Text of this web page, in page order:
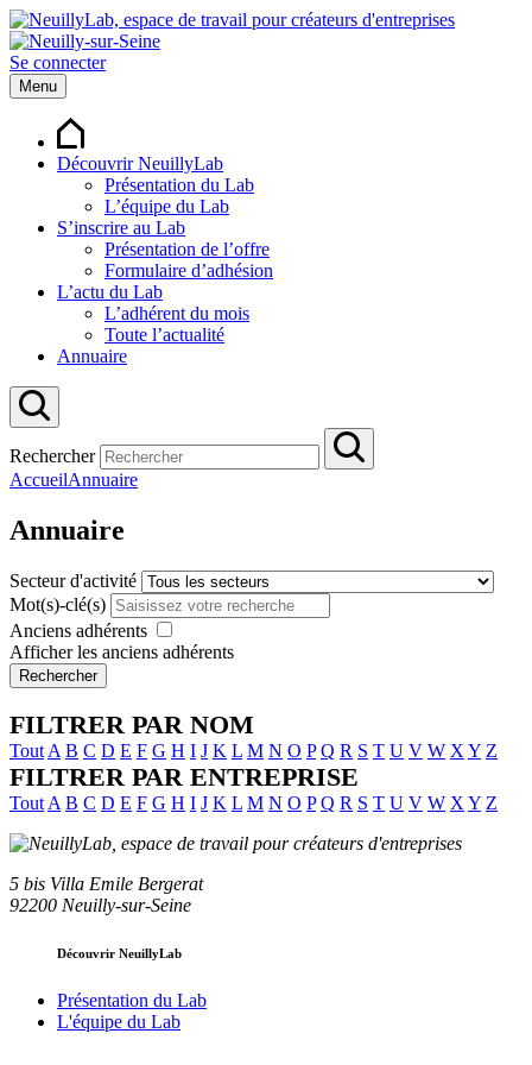
Se connecter
Menu
Découvrir NeuillyLab
Présentation du Lab
L’équipe du Lab
S’inscrire au Lab
Présentation de l’offre
Formulaire d’adhésion
L’actu du Lab
L’adhérent du mois
Toute l’actualité
Annuaire
Rechercher
AccueilAnnuaire
Annuaire
Secteur d'activité
Mot(s)-clé(s)
Anciens adhérents
Afficher les anciens adhérents
Rechercher
FILTRER PAR NOM
Tout A B C D E F G H I J K L M N O P Q R S T U V W X Y Z
FILTRER PAR ENTREPRISE
Tout A B C D E F G H I J K L M N O P Q R S T U V W X Y Z
5 bis Villa Emile Bergerat
92200 Neuilly-sur-Seine
Découvrir NeuillyLab
Présentation du Lab
L'équipe du Lab